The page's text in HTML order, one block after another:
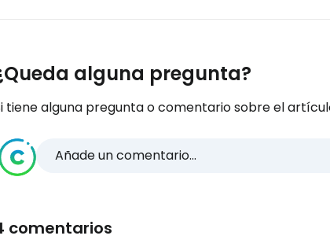
alguna pregunta?
tiene alguna pregunta o comentario sobre el
Añade un comentario...
comentarios
Iniciar